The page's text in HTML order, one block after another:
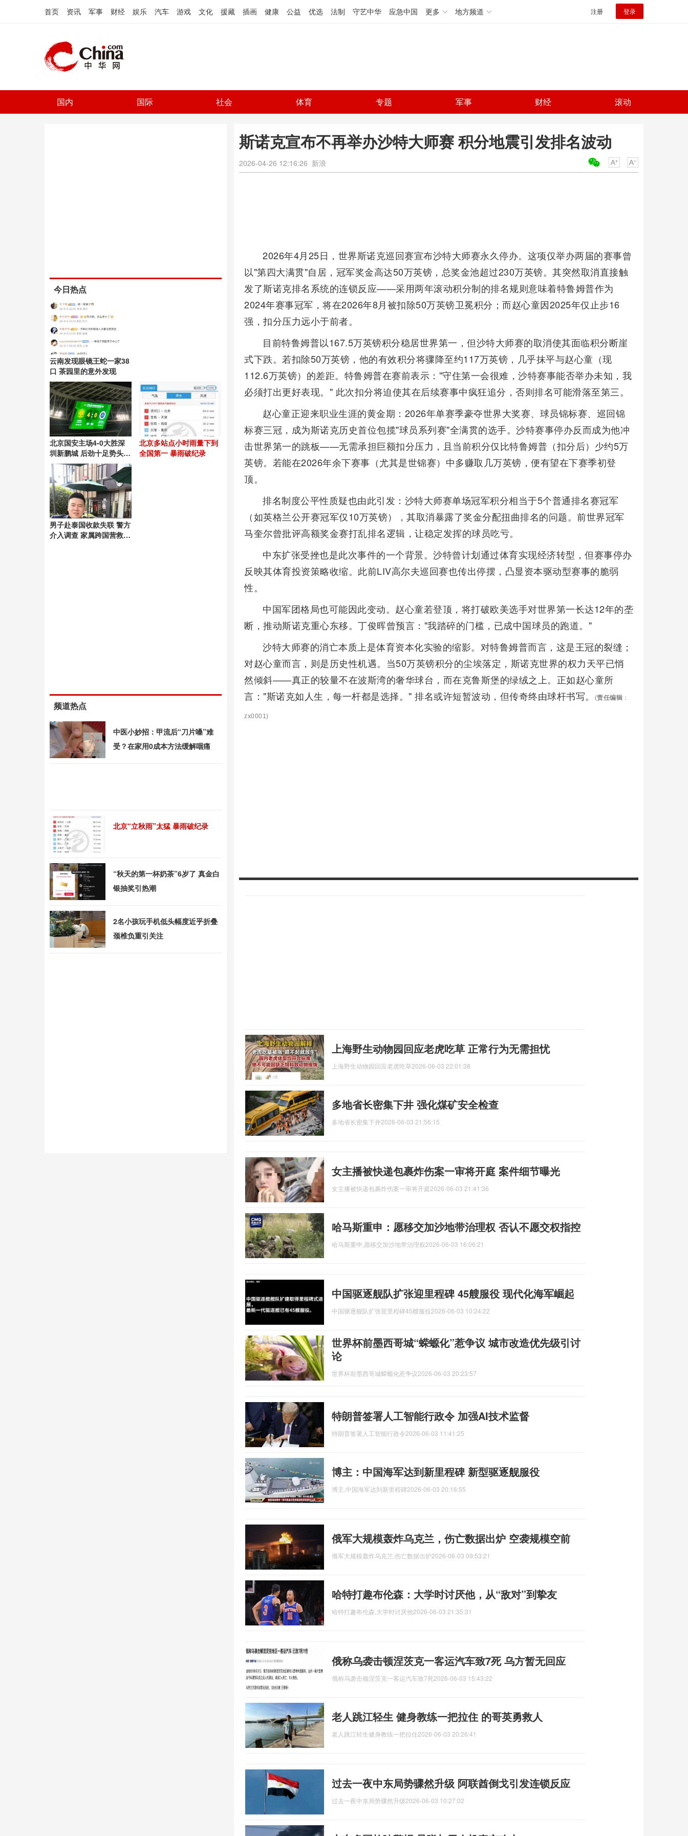
首页 资讯 军事 财经 娱乐 汽车 游戏 文化 援藏 插画 健康 公益 优选 法制 守艺中华 应急中国 更多 地方频道 注册 登录
国内 国际 社会 体育 专题 军事 财经 滚动
斯诺克宣布不再举办沙特大师赛 积分地震引发排名波动
2026-04-26 12:16:26 新浪
2026年4月25日，世界斯诺克巡回赛宣布沙特大师赛永久停办。这项仅举办两届的赛事曾
以"第四大满贯"自居，冠军奖金高达50万英镑，总奖金池超过230万英镑。其突然取消直接触
发了斯诺克排名系统的连锁反应——采用两年滚动积分制的排名规则意味着特鲁姆普作为
2024年赛事冠军，将在2026年8月被扣除50万英镑卫冕积分；而赵心童因2025年仅止步16
强，扣分压力远小于前者。
目前特鲁姆普以167.5万英镑积分稳居世界第一，但沙特大师赛的取消使其面临积分断崖
式下跌。若扣除50万英镑，他的有效积分将骤降至约117万英镑，几乎抹平与赵心童（现
112.6万英镑）的差距。特鲁姆普在赛前表示："守住第一会很难，沙特赛事能否举办未知，我
必须打出更好表现。" 此次扣分将迫使其在后续赛事中疯狂追分，否则排名可能滑落至第三。
赵心童正迎来职业生涯的黄金期：2026年单赛季豪夺世界大奖赛、球员锦标赛、巡回锦
标赛三冠，成为斯诺克历史首位包揽"球员系列赛"全满贯的选手。沙特赛事停办反而成为他冲
击世界第一的跳板——无需承担巨额扣分压力，且当前积分仅比特鲁姆普（扣分后）少约5万
英镑。若能在2026年余下赛事（尤其是世锦赛）中多赚取几万英镑，便有望在下赛季初登
顶。
排名制度公平性质疑也由此引发：沙特大师赛单场冠军积分相当于5个普通排名赛冠军
（如英格兰公开赛冠军仅10万英镑），其取消暴露了奖金分配扭曲排名的问题。前世界冠军
马奎尔曾批评高额奖金赛打乱排名逻辑，让稳定发挥的球员吃亏。
中东扩张受挫也是此次事件的一个背景。沙特曾计划通过体育实现经济转型，但赛事停办
反映其体育投资策略收缩。此前LIV高尔夫巡回赛也传出停摆，凸显资本驱动型赛事的脆弱
性。
中国军团格局也可能因此变动。赵心童若登顶，将打破欧美选手对世界第一长达12年的垄
断，推动斯诺克重心东移。丁俊晖曾预言："我踏碎的门槛，已成中国球员的跑道。"
沙特大师赛的消亡本质上是体育资本化实验的缩影。对特鲁姆普而言，这是王冠的裂缝；
对赵心童而言，则是历史性机遇。当50万英镑积分的尘埃落定，斯诺克世界的权力天平已悄
然倾斜——真正的较量不在波斯湾的奢华球台，而在克鲁斯堡的绿绒之上。正如赵心童所
言："斯诺克如人生，每一杆都是选择。" 排名或许短暂波动，但传奇终由球杆书写。
(责任编辑 ：
zx0001)
上海野生动物园回应老虎吃草 正常行为无需担忧
上海野生动物园回应老虎吃草2026-06-03 22:01:38
多地省长密集下井 强化煤矿安全检查
多地省长密集下井2026-06-03 21:56:15
女主播被快递包裹炸伤案一审将开庭 案件细节曝光
女主播被快递包裹炸伤案一审将开庭2026-06-03 21:41:36
哈马斯重申：愿移交加沙地带治理权 否认不愿交权指控
哈马斯重申,愿移交加沙地带治理权2026-06-03 16:06:21
中国驱逐舰队扩张迎里程碑 45艘服役 现代化海军崛起
中国驱逐舰队扩张迎里程碑45艘服役2026-06-03 10:24:22
世界杯前墨西哥城“蝾螈化”惹争议 城市改造优先级引讨
论
世界杯前墨西哥城蝾螈化惹争议2026-06-03 20:23:57
特朗普签署人工智能行政令 加强AI技术监督
特朗普签署人工智能行政令2026-06-03 11:41:25
博主：中国海军达到新里程碑 新型驱逐舰服役
博主,中国海军达到新里程碑2026-06-03 20:16:55
俄军大规模轰炸乌克兰，伤亡数据出炉 空袭规模空前
俄军大规模轰炸乌克兰,伤亡数据出炉2026-06-03 09:53:21
哈特打趣布伦森：大学时讨厌他，从“敌对”到挚友
哈特打趣布伦森,大学时讨厌他2026-06-03 21:35:31
俄称乌袭击顿涅茨克一客运汽车致7死 乌方暂无回应
俄称乌袭击顿涅茨克一客运汽车致7死2026-06-03 15:43:22
老人跳江轻生 健身教练一把拉住 的哥英勇救人
老人跳江轻生健身教练一把拉住2026-06-03 20:26:41
过去一夜中东局势骤然升级 阿联酋倒戈引发连锁反应
过去一夜中东局势骤然升级2026-06-03 10:27:02
今日热点
云南发现眼镜王蛇一家38
口 茶园里的意外发现
北京国安主场4-0大胜深
圳新鹏城 后劲十足势头良
好
北京多站点小时雨量下到
全国第一 暴雨破纪录
男子赴泰国收款失联 警方
介入调查 家属跨国营救54
频道热点
中医小妙招：甲流后“刀片嗓”难
受？在家用0成本方法缓解咽痛
北京“立秋雨”太猛 暴雨破纪录
“秋天的第一杯奶茶”6岁了 真金白
银抽奖引热潮
2名小孩玩手机低头幅度近乎折叠
颈椎负重引关注